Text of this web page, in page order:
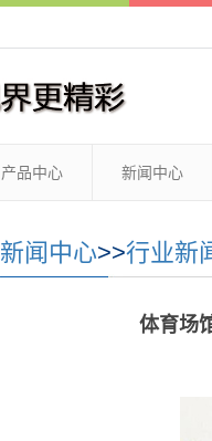
产品中心 新闻中心
新闻中心>>行业新
体育场